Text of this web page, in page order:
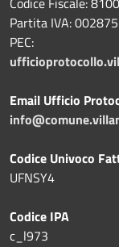
Partita IVA:
PEC:
Email Ufficio
Codice Univoco
UFNSY4
Codice IPA
c_l973